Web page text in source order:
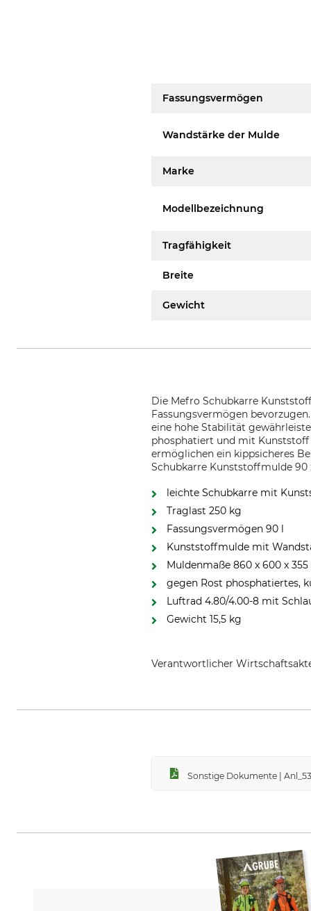
Fassungsvermögen
Wandstärke der Mulde
Marke
Modellbezeichnung
Tragfähigkeit
Breite
Gewicht
Die Mefro Schubkarre
Fassungsvermögen
eine hohe Stabilität
phosphatiert und mit
ermöglichen ein kippsicheres
Schubkarre Kunststoffmulde
leichte Schubkarre mit
Traglast 250 kg
Fassungsvermögen 90 l
Kunststoffmulde mit
Muldenmaße 860 x 600 x
gegen Rost phosphatiertes,
Luftrad 4.80/4.00-8 mit
Gewicht 15,5 kg
Verantwortlicher
Sonstige Dokumente |